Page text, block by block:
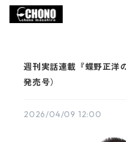
週刊実話連載『蝶野正洋
発売号）
2026/04/09 12:00